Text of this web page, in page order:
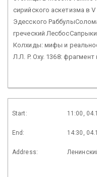
сирийского аскетизма в
Эдесского
греческий
Колхиды: мифы и
Л.Л. P. Oxy. 1368: фрагмент
Start: 11:00,
End: 14:30,
Address: